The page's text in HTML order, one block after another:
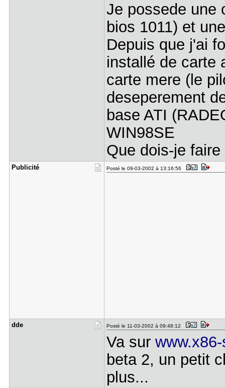
Je possede une
bios 1011) et
Depuis que j'ai
installé de carte
carte mere (le
deseperement
base ATI
WIN98SE
Que dois-je faire
Publicité Posté le 09-03-2002 à 13:16:56
dde Posté le 11-03-2002 à 09:48:12
Va sur
beta 2, un petit
plus...